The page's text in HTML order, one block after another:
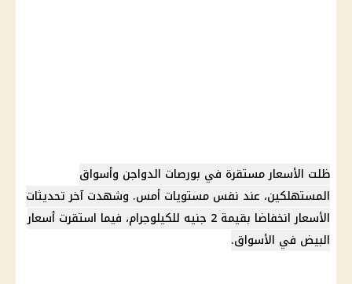
ظلت الأسعار مستقرة في بورصات الدواجن وأسواق
المستهلكين، عند نفس مستويات أمس. وشهدت آخر تحديثات
الأسعار انخفاضا بقيمة 2 جنيه للكيلوجرام، فيما استقرت أسعار
البيض في الأسواق.